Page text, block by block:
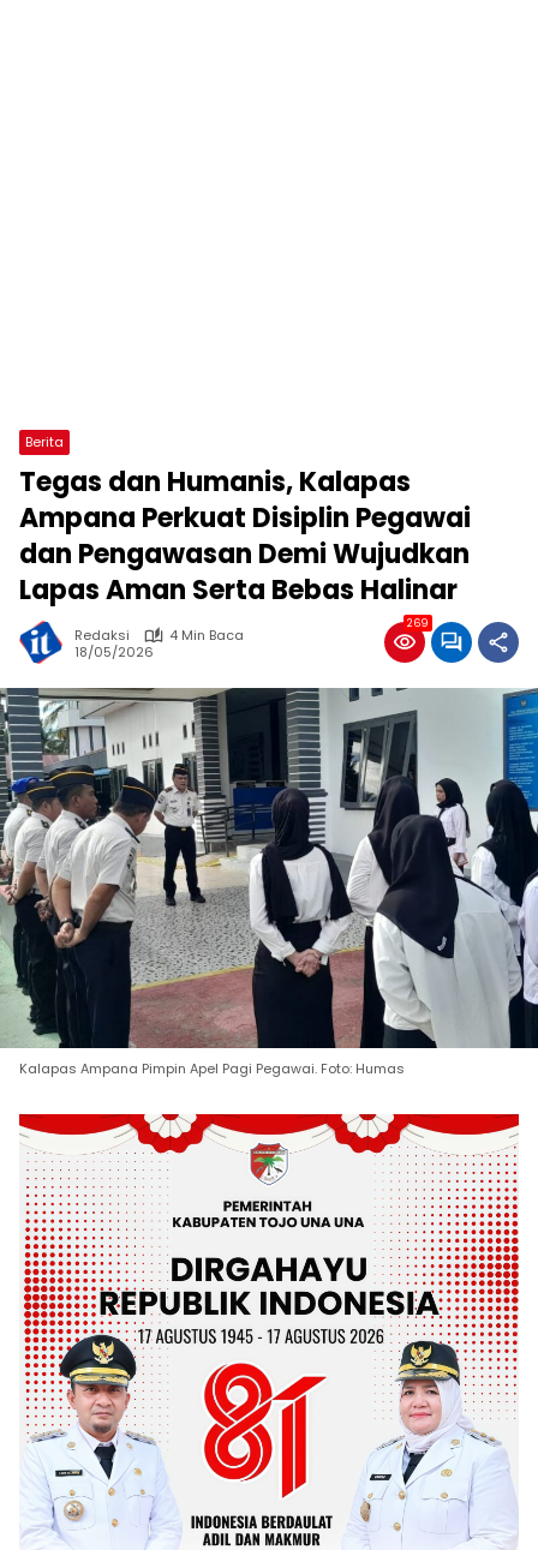
Berita
Tegas dan Humanis, Kalapas
Ampana Perkuat Disiplin Pegawai
dan Pengawasan Demi Wujudkan
Lapas Aman Serta Bebas Halinar
Redaksi
4 Min Baca
18/05/2026
269
Kalapas Ampana Pimpin Apel Pagi Pegawai. Foto: Humas